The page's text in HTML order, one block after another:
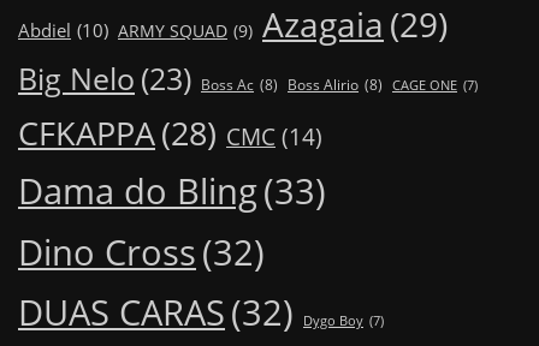
Abdiel (10) ARMY SQUAD (9) Azagaia (29)
Big Nelo (23) Boss Ac (8) Boss Alirio (8) CAGE ONE (7)
CFKAPPA(28) CMC (14)
Dama do Bling(33)
Dino Cross(32)
DUAS CARAS(32) Dygo Boy (7)